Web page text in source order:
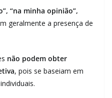
“na minha opinião”,
geralmente a presença de
não podem obter
, pois se baseiam em